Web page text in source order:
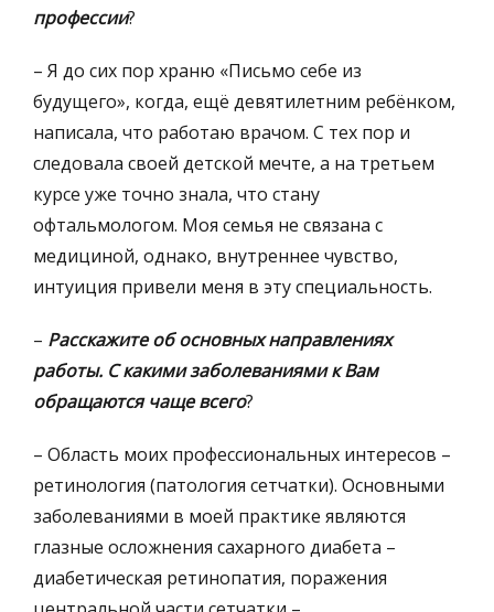
профессии?
– Я до сих пор храню «Письмо себе из
будущего», когда, ещё девятилетним ребёнком,
написала, что работаю врачом. С тех пор и
следовала своей детской мечте, а на третьем
курсе уже точно знала, что стану
офтальмологом. Моя семья не связана с
медициной, однако, внутреннее чувство,
интуиция привели меня в эту специальность.
– Расскажите об основных направлениях
работы. С какими заболеваниями к Вам
обращаются чаще всего?
– Область моих профессиональных интересов –
ретинология (патология сетчатки). Основными
заболеваниями в моей практике являются
глазные осложнения сахарного диабета –
диабетическая ретинопатия, поражения